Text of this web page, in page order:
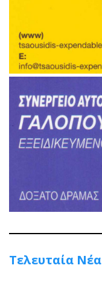
Τελευταία Νέα